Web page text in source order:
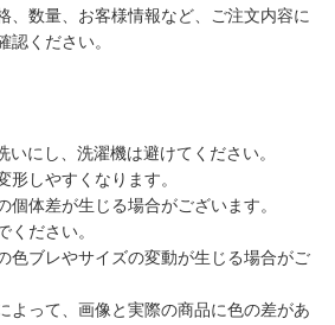
、数量、お客様情報など、ご注文内容に
認ください。
いにし、洗濯機は避けてください。
形しやすくなります。
個体差が生じる場合がございます。
ください。
色ブレやサイズの変動が生じる場合がご
よって、画像と実際の商品に色の差があ